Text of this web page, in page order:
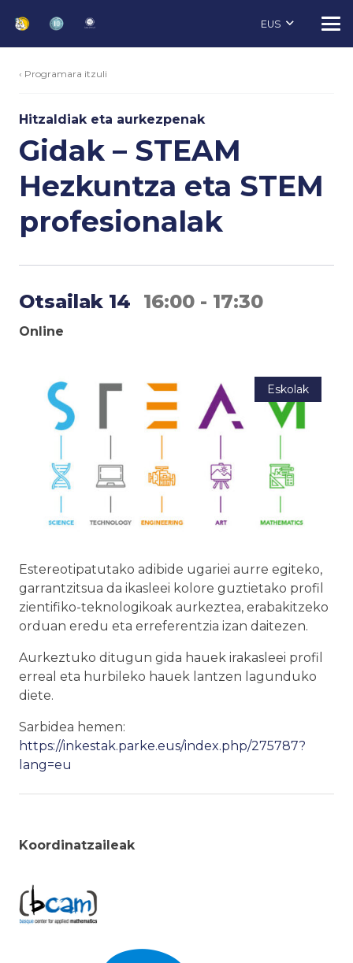
EUS
‹ Programara itzuli
Hitzaldiak eta aurkezpenak
Gidak – STEAM
Hezkuntza eta STEM
profesionalak
Otsailak 14 16:00 - 17:30
Online
Eskolak
Estereotipatutako adibide ugariei aurre egiteko,
garrantzitsua da ikasleei kolore guztietako profil
zientifiko-teknologikoak aurkeztea, erabakitzeko
orduan eredu eta erreferentzia izan daitezen.
Aurkeztuko ditugun gida hauek irakasleei profil
erreal eta hurbileko hauek lantzen lagunduko
diete.
Sarbidea hemen:
https://inkestak.parke.eus/index.php/275787?
lang=eu
Koordinatzaileak